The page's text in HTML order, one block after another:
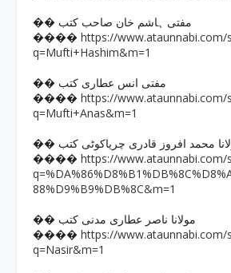
�� مفتی ہاشم خان صاحب کتب
���� https://www.ataunnabi.com/
q=Mufti+Hashim&m=1
�� مفتی انس عطاری کتب
���� https://www.ataunnabi.com/
q=Mufti+Anas&m=1
محمد افروز قادری چریاکوٹی کتب
���� https://www.ataunnabi.com/
88%D9%B9%DB%8C&m=1
�� مولانا ناصر عطاری مدنی کتب
���� https://www.ataunnabi.com/
q=Nasir&m=1